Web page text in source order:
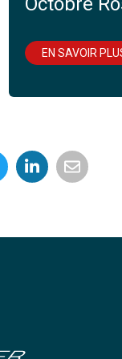
EN SAVOIR